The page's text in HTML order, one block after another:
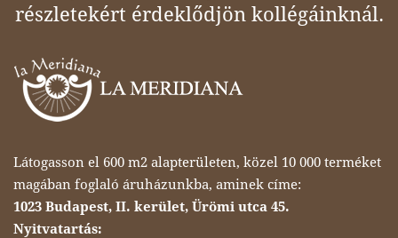
részletekért érdeklődjön kollégáinknál.
Látogasson el 600 m2 alapterületen, közel 10 000 terméket
magában foglaló áruházunkba, aminek címe:
1023 Budapest, II. kerület, Ürömi utca 45.
Nyitvatartás: